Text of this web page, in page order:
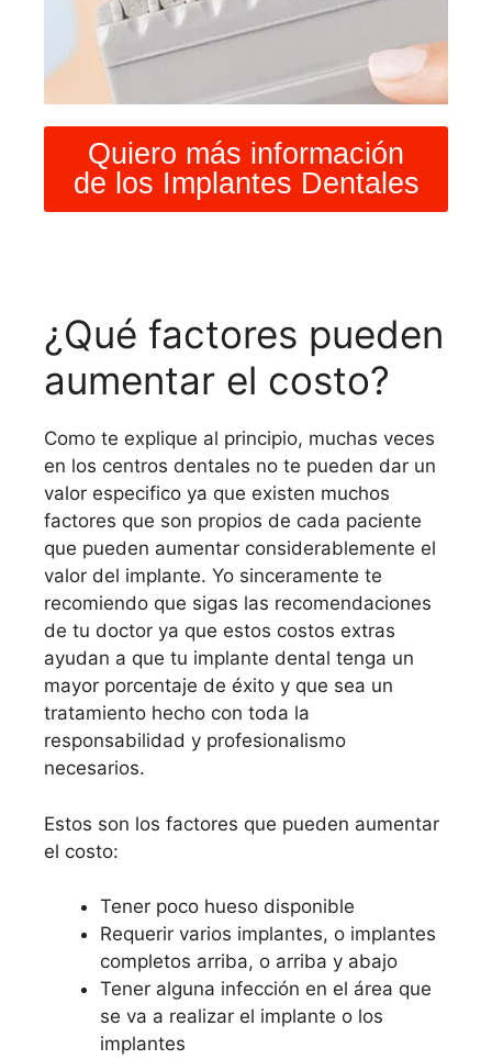
Quiero más información
de los Implantes Dentales
¿Qué factores pueden
aumentar el costo?
Como te explique al principio, muchas veces
en los centros dentales no te pueden dar un
valor especifico ya que existen muchos
factores que son propios de cada paciente
que pueden aumentar considerablemente el
valor del implante. Yo sinceramente te
recomiendo que sigas las recomendaciones
de tu doctor ya que estos costos extras
ayudan a que tu implante dental tenga un
mayor porcentaje de éxito y que sea un
tratamiento hecho con toda la
responsabilidad y profesionalismo
necesarios.
Estos son los factores que pueden aumentar
el costo:
Tener poco hueso disponible
Requerir varios implantes, o implantes
completos arriba, o arriba y abajo
Tener alguna infección en el área que
se va a realizar el implante o los
implantes